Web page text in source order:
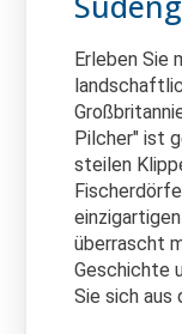
Erleben Sie
Pilcher" ist
steilen
überrascht
Geschichte
Sie sich